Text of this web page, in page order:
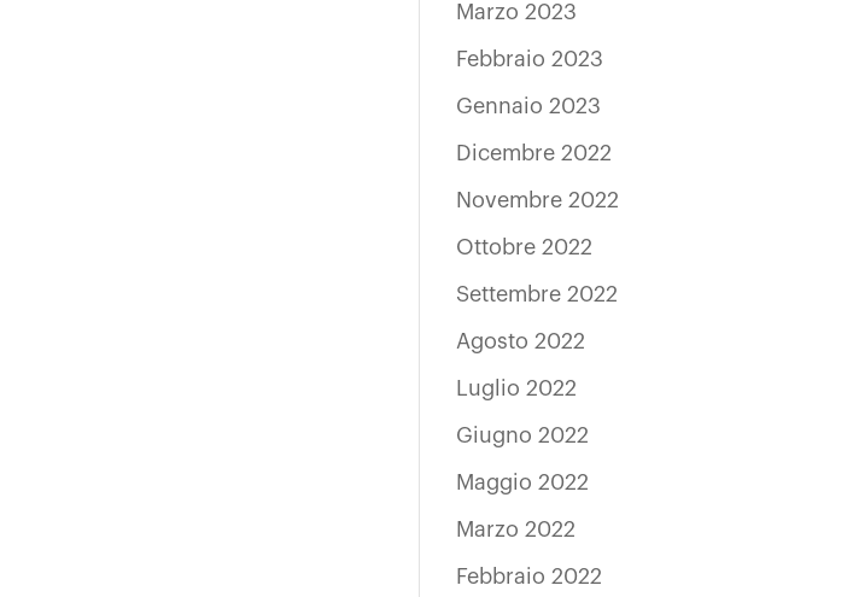
Marzo 2023
Febbraio 2023
Gennaio 2023
Dicembre 2022
Novembre 2022
Ottobre 2022
Settembre 2022
Agosto 2022
Luglio 2022
Giugno 2022
Maggio 2022
Marzo 2022
Febbraio 2022